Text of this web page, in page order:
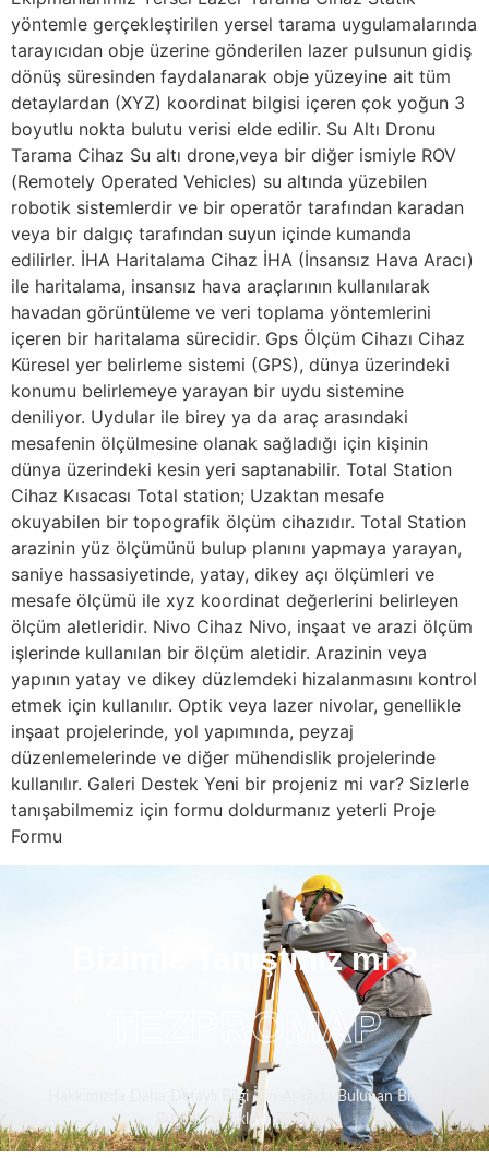
yöntemle gerçekleştirilen yersel tarama uygulamalarında
tarayıcıdan obje üzerine gönderilen lazer pulsunun gidiş
dönüş süresinden faydalanarak obje yüzeyine ait tüm
detaylardan (XYZ) koordinat bilgisi içeren çok yoğun 3
boyutlu nokta bulutu verisi elde edilir. Su Altı Dronu
Tarama Cihaz Su altı drone,veya bir diğer ismiyle ROV
(Remotely Operated Vehicles) su altında yüzebilen
robotik sistemlerdir ve bir operatör tarafından karadan
veya bir dalgıç tarafından suyun içinde kumanda
edilirler. İHA Haritalama Cihaz İHA (İnsansız Hava Aracı)
ile haritalama, insansız hava araçlarının kullanılarak
havadan görüntüleme ve veri toplama yöntemlerini
içeren bir haritalama sürecidir. Gps Ölçüm Cihazı Cihaz
Küresel yer belirleme sistemi (GPS), dünya üzerindeki
konumu belirlemeye yarayan bir uydu sistemine
deniliyor. Uydular ile birey ya da araç arasındaki
mesafenin ölçülmesine olanak sağladığı için kişinin
dünya üzerindeki kesin yeri saptanabilir. Total Station
Cihaz Kısacası Total station; Uzaktan mesafe
okuyabilen bir topografik ölçüm cihazıdır. Total Station
arazinin yüz ölçümünü bulup planını yapmaya yarayan,
saniye hassasiyetinde, yatay, dikey açı ölçümleri ve
mesafe ölçümü ile xyz koordinat değerlerini belirleyen
ölçüm aletleridir. Nivo Cihaz Nivo, inşaat ve arazi ölçüm
işlerinde kullanılan bir ölçüm aletidir. Arazinin veya
yapının yatay ve dikey düzlemdeki hizalanmasını kontrol
etmek için kullanılır. Optik veya lazer nivolar, genellikle
inşaat projelerinde, yol yapımında, peyzaj
düzenlemelerinde ve diğer mühendislik projelerinde
kullanılır. Galeri Destek Yeni bir projeniz mi var? Sizlerle
tanışabilmemiz için formu doldurmanız yeterli Proje
Formu
Bizimle Tanıştınız mı ?
TEZPROMAP
Hakkımızda Daha Detaylı Bilgi İçin Aşağıda Bulunan Bilgi Al
Butonuna Tıklaya Bilirsiniz.